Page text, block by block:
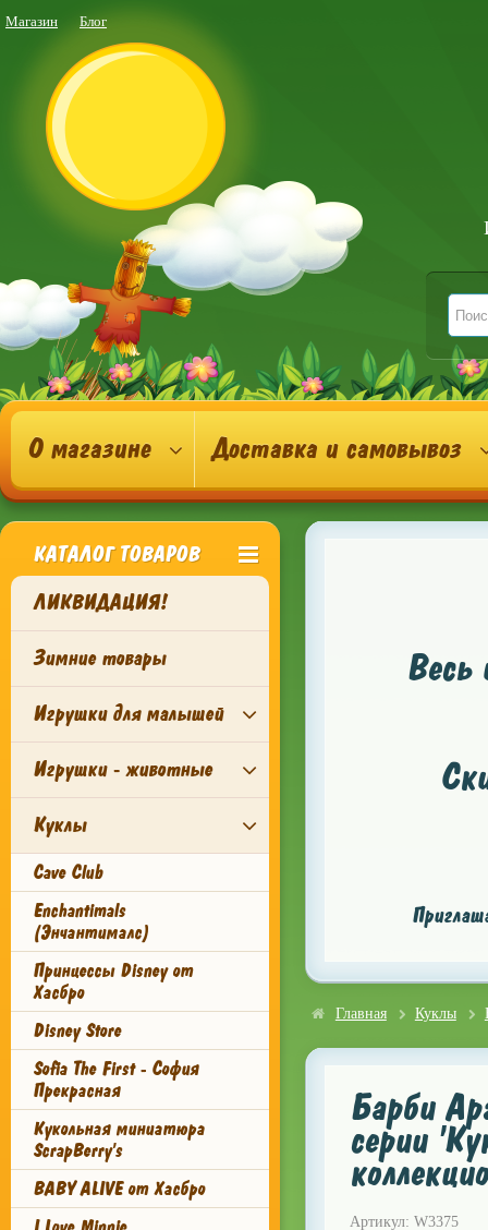
Магазин Блог
О магазине Доставка и самовывоз
КАТАЛОГ ТОВАРОВ
ЛИКВИДАЦИЯ!
Зимние товары
Игрушки для малышей
Игрушки - животные
Куклы
Cave Club
Enchantimals
(Энчантималс)
Принцессы Disney от
Хасбро
Disney Store
Sofia The First - София
Прекрасная
Кукольная миниатюра
ScrapBerry's
BABY ALIVE от Хасбро
Весь
Главная Куклы
Барби
серии
Артикул: W3375